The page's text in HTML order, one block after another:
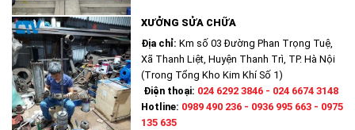
XƯỞNG SỬA CHỮA
Địa chỉ: Km số 03 Đường Phan Trọng Tuệ,
Xã Thanh Liệt, Huyện Thanh Trì, TP. Hà Nội
(Trong Tổng Kho Kim Khí Số 1)
Điện thoại: 024 6292 3846 - 024 6674 3148
Hotline: 0989 490 236 - 0936 995 663 - 0975
135 635